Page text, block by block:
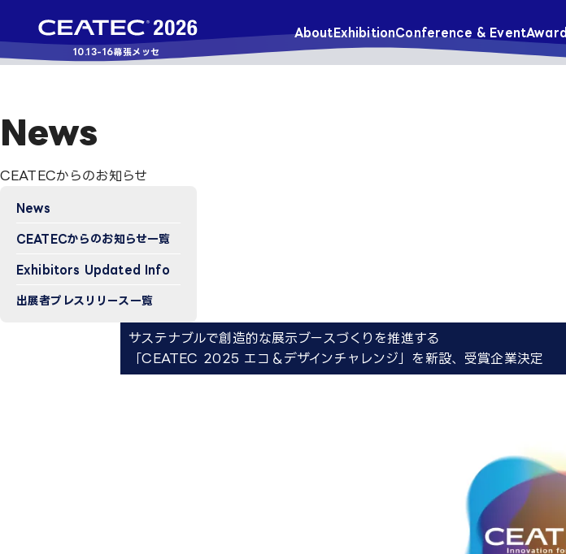
10.13-16幕張メッセ
AboutExhibitionConference & EventAward
News
CEATECからのお知らせ
News
CEATECからのお知らせ一覧
Exhibitors Updated Info​
出展者プレスリリース一覧
サステナブルで創造的な展示ブースづくりを推進する
「CEATEC 2025 エコ＆デザインチャレンジ」を新設、受賞企業決定